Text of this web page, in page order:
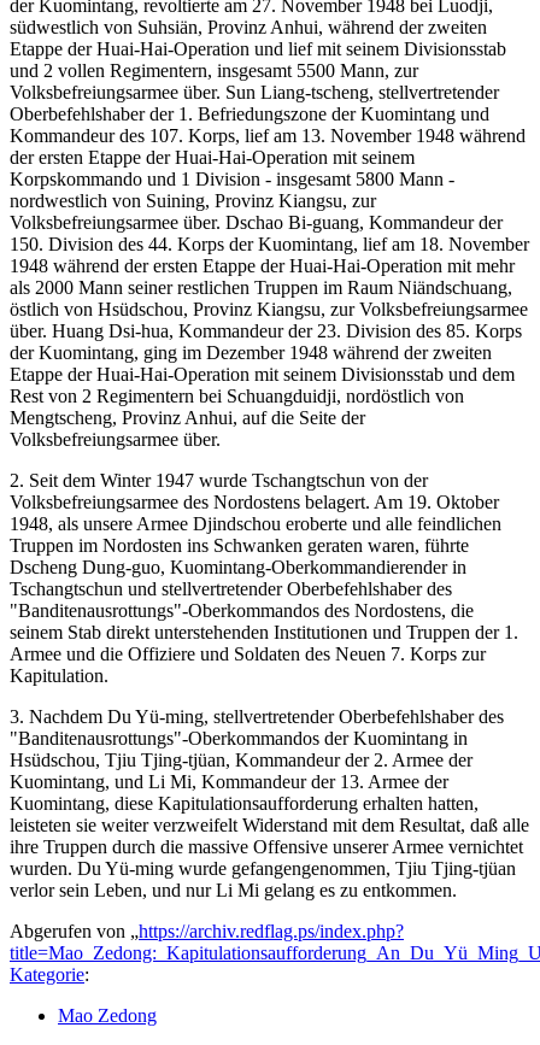
der Kuomintang, revoltierte am 27. November 1948 bei Luodji,
südwestlich von Suhsiän, Provinz Anhui, während der zweiten
Etappe der Huai-Hai-Operation und lief mit seinem Divisionsstab
und 2 vollen Regimentern, insgesamt 5500 Mann, zur
Volksbefreiungsarmee über. Sun Liang-tscheng, stellvertretender
Oberbefehlshaber der 1. Befriedungszone der Kuomintang und
Kommandeur des 107. Korps, lief am 13. November 1948 während
der ersten Etappe der Huai-Hai-Operation mit seinem
Korpskommando und 1 Division - insgesamt 5800 Mann -
nordwestlich von Suining, Provinz Kiangsu, zur
Volksbefreiungsarmee über. Dschao Bi-guang, Kommandeur der
150. Division des 44. Korps der Kuomintang, lief am 18. November
1948 während der ersten Etappe der Huai-Hai-Operation mit mehr
als 2000 Mann seiner restlichen Truppen im Raum Niändschuang,
östlich von Hsüdschou, Provinz Kiangsu, zur Volksbefreiungsarmee
über. Huang Dsi-hua, Kommandeur der 23. Division des 85. Korps
der Kuomintang, ging im Dezember 1948 während der zweiten
Etappe der Huai-Hai-Operation mit seinem Divisionsstab und dem
Rest von 2 Regimentern bei Schuangduidji, nordöstlich von
Mengtscheng, Provinz Anhui, auf die Seite der
Volksbefreiungsarmee über.
2. Seit dem Winter 1947 wurde Tschangtschun von der
Volksbefreiungsarmee des Nordostens belagert. Am 19. Oktober
1948, als unsere Armee Djindschou eroberte und alle feindlichen
Truppen im Nordosten ins Schwanken geraten waren, führte
Dscheng Dung-guo, Kuomintang-Oberkommandierender in
Tschangtschun und stellvertretender Oberbefehlshaber des
"Banditenausrottungs"-Oberkommandos des Nordostens, die
seinem Stab direkt unterstehenden Institutionen und Truppen der 1.
Armee und die Offiziere und Soldaten des Neuen 7. Korps zur
Kapitulation.
3. Nachdem Du Yü-ming, stellvertretender Oberbefehlshaber des
"Banditenausrottungs"-Oberkommandos der Kuomintang in
Hsüdschou, Tjiu Tjing-tjüan, Kommandeur der 2. Armee der
Kuomintang, und Li Mi, Kommandeur der 13. Armee der
Kuomintang, diese Kapitulationsaufforderung erhalten hatten,
leisteten sie weiter verzweifelt Widerstand mit dem Resultat, daß alle
ihre Truppen durch die massive Offensive unserer Armee vernichtet
wurden. Du Yü-ming wurde gefangengenommen, Tjiu Tjing-tjüan
verlor sein Leben, und nur Li Mi gelang es zu entkommen.
Abgerufen von „https://archiv.redflag.ps/index.php?
Kategorie:
Mao Zedong